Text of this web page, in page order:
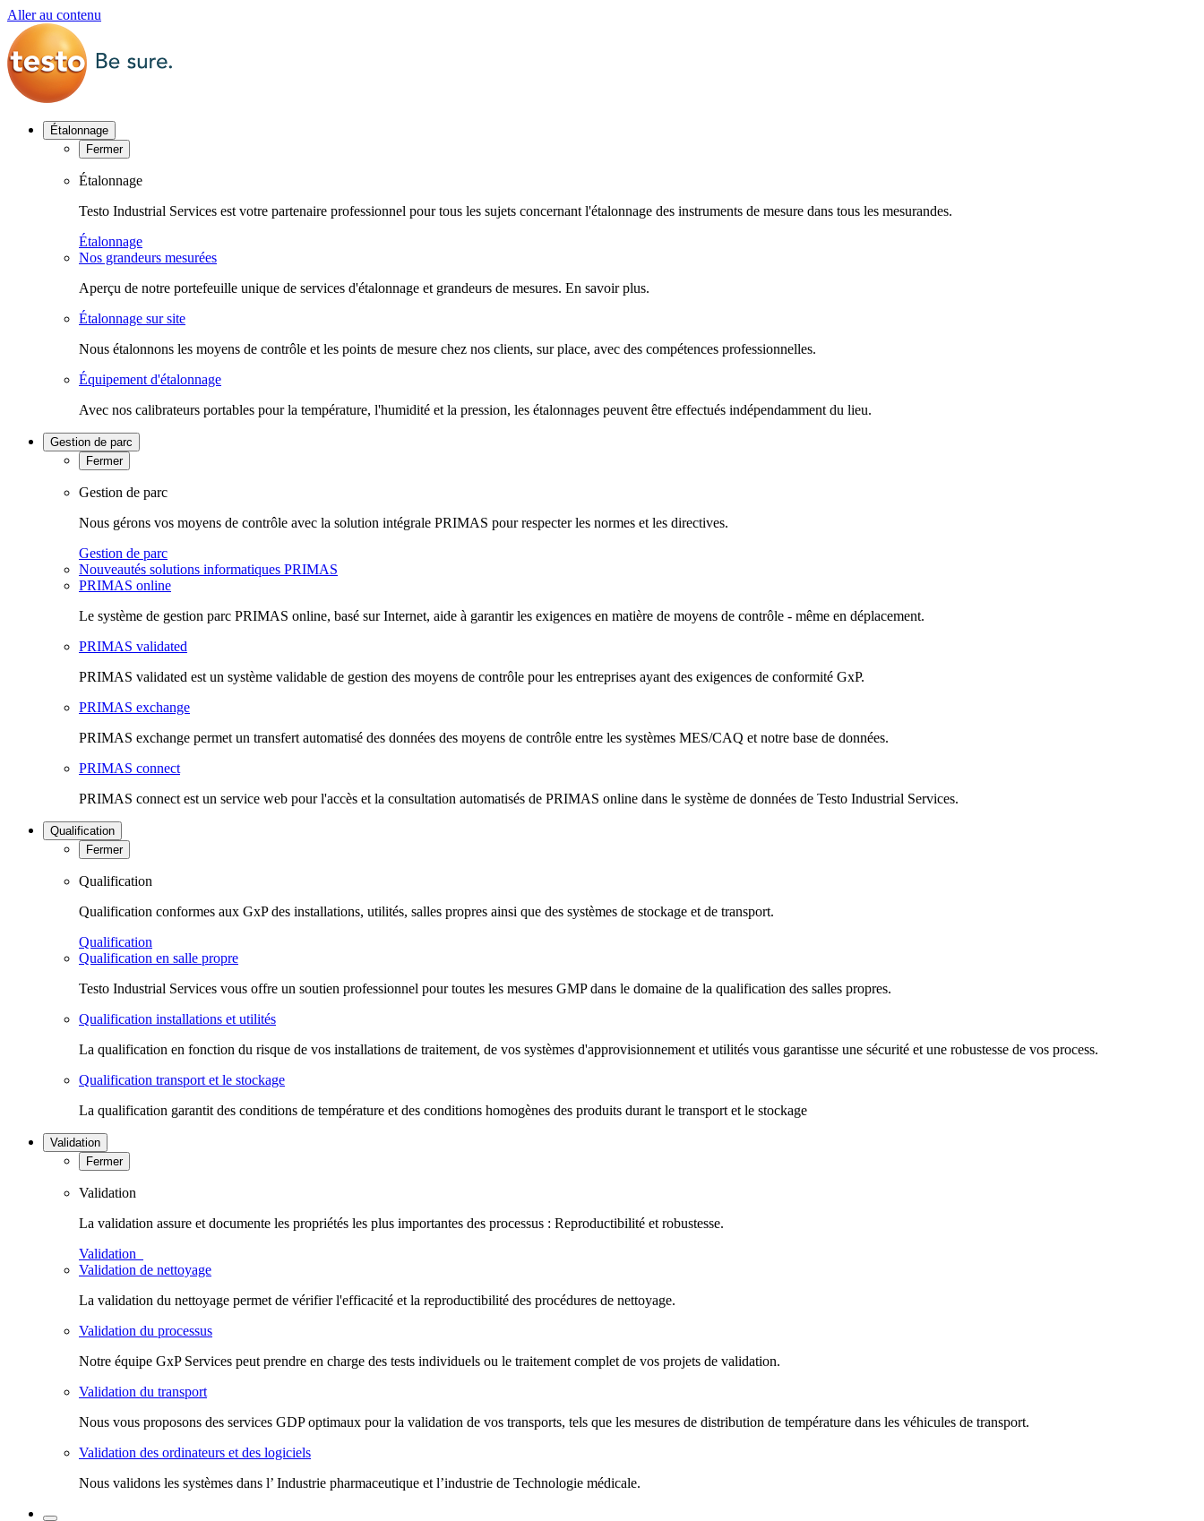
Aller au contenu
Étalonnage
Fermer
Étalonnage
Testo Industrial Services est votre partenaire professionnel pour tous les sujets concernant l'étalonnage des instruments de mesure dans tous les mesurandes.
Étalonnage
Nos grandeurs mesurées
Aperçu de notre portefeuille unique de services d'étalonnage et grandeurs de mesures. En savoir plus.
Étalonnage sur site
Nous étalonnons les moyens de contrôle et les points de mesure chez nos clients, sur place, avec des compétences professionnelles.
Équipement d'étalonnage
Avec nos calibrateurs portables pour la température, l'humidité et la pression, les étalonnages peuvent être effectués indépendamment du lieu.
Gestion de parc
Fermer
Gestion de parc
Nous gérons vos moyens de contrôle avec la solution intégrale PRIMAS pour respecter les normes et les directives.
Gestion de parc
Nouveautés solutions informatiques PRIMAS
PRIMAS online
Le système de gestion parc PRIMAS online, basé sur Internet, aide à garantir les exigences en matière de moyens de contrôle - même en déplacement.
PRIMAS validated
PRIMAS validated est un système validable de gestion des moyens de contrôle pour les entreprises ayant des exigences de conformité GxP.
PRIMAS exchange
PRIMAS exchange permet un transfert automatisé des données des moyens de contrôle entre les systèmes MES/CAQ et notre base de données.
PRIMAS connect
PRIMAS connect est un service web pour l'accès et la consultation automatisés de PRIMAS online dans le système de données de Testo Industrial Services.
Qualification
Fermer
Qualification
Qualification conformes aux GxP des installations, utilités, salles propres ainsi que des systèmes de stockage et de transport.
Qualification
Qualification en salle propre
Testo Industrial Services vous offre un soutien professionnel pour toutes les mesures GMP dans le domaine de la qualification des salles propres.
Qualification installations et utilités
La qualification en fonction du risque de vos installations de traitement, de vos systèmes d'approvisionnement et utilités vous garantisse une sécurité et une robustesse de vos process.
Qualification transport et le stockage
La qualification garantit des conditions de température et des conditions homogènes des produits durant le transport et le stockage
Validation
Fermer
Validation
La validation assure et documente les propriétés les plus importantes des processus : Reproductibilité et robustesse.
Validation
Validation de nettoyage
La validation du nettoyage permet de vérifier l'efficacité et la reproductibilité des procédures de nettoyage.
Validation du processus
Notre équipe GxP Services peut prendre en charge des tests individuels ou le traitement complet de vos projets de validation.
Validation du transport
Nous vous proposons des services GDP optimaux pour la validation de vos transports, tels que les mesures de distribution de température dans les véhicules de transport.
Validation des ordinateurs et des logiciels
Nous validons les systèmes dans l’ Industrie pharmaceutique et l’industrie de Technologie médicale.